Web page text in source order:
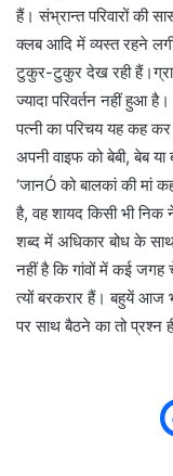
हैं। संभ्रान्त परिवारों की
क्लब आदि में व्यस्त रहने
टुकुर-टुकुर देख रही
ज्यादा परिवर्तन नहीं हुआ
पत्नी का परिचय यह कह
अपनी वाइफ को बेबी, बेब
‘जानÓ को बालकां की मां
है, वह शायद किसी भी निक
शब्द में अधिकार बोध के
नहीं है कि गांवों में कई
त्यों बरकरार हैं। बहुयें आज
पर साथ बैठने का तो प्रश्न